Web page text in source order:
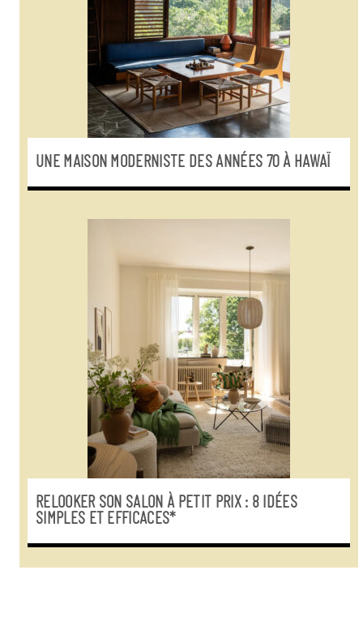
UNE MAISON MODERNISTE DES ANNÉES 70 À HAWAÏ
RELOOKER SON SALON À PETIT PRIX : 8 IDÉES
SIMPLES ET EFFICACES*